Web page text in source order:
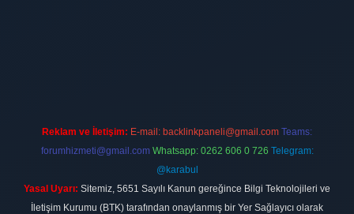
Reklam ve İletişim: E-mail: backlinkpaneli@gmail.com Teams:
forumhizmeti@gmail.com Whatsapp: 0262 606 0 726 Telegram:
@karabul
Yasal Uyarı: Sitemiz, 5651 Sayılı Kanun gereğince Bilgi Teknolojileri ve
İletişim Kurumu (BTK) tarafından onaylanmış bir Yer Sağlayıcı olarak